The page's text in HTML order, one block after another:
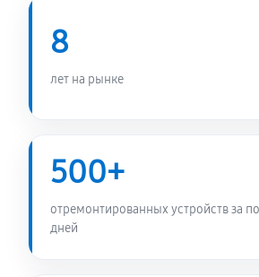
PlayStation Q Lite
Замена считывающей головки
360 руб
8
лет на рынке
500+
отремонтированных устройств за
дней